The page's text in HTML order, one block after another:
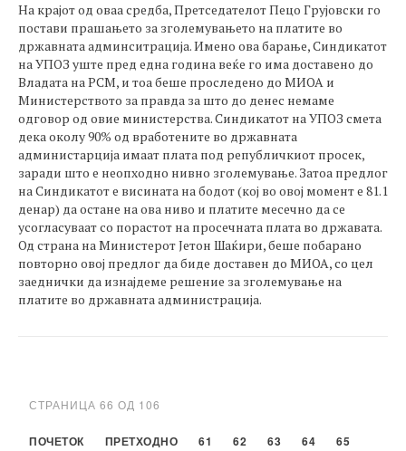
На крајот од оваа средба, Претседателот Пецо Грујовски го
постави прашањето за зголемувањето на платите во
државната админситрација. Имено ова барање, Синдикатот
на УПОЗ уште пред една година веќе го има доставено до
Владата на РСМ, и тоа беше проследено до МИОА и
Министерството за правда за што до денес немаме
одговор од овие министерства. Синдикатот на УПОЗ смета
дека околу 90% од вработените во државната
администарција имаат плата под републичкиот просек,
заради што е неопходно нивно зголемување. Затоа предлог
на Синдикатот е висината на бодот (кој во овој момент е 81.1
денар) да остане на ова ниво и платите месечно да се
усогласуваат со порастот на просечната плата во државата.
Од страна на Министерот Јетон Шаќири, беше побарано
повторно овој предлог да биде доставен до МИОА, со цел
заеднички да изнајдеме решение за зголемување на
платите во државната администрација.
СТРАНИЦА 66 ОД 106
ПОЧЕТОК ПРЕТХОДНО 61 62 63 64
65